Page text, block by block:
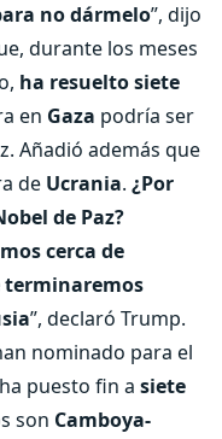
no dármelo”, dijo
durante los meses
ha resuelto siete
en Gaza podría ser
Añadió además que
de Ucrania. ¿Por
de Paz?
cerca de
terminaremos
”, declaró Trump.
nominado para el
puesto fin a siete
son Camboya-